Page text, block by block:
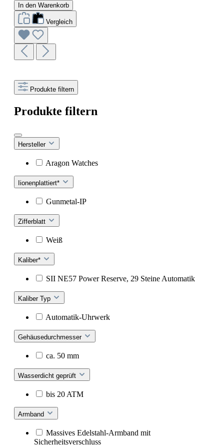
In den Warenkorb
Vergleich
Produkte filtern
Produkte filtern
Hersteller
Aragon Watches
Iionenplattiert*
Gunmetal-IP
Zifferblatt
Weiß
Kaliber*
SII NE57 Power Reserve, 29 Steine Automatik
Kaliber Typ
Automatik-Uhrwerk
Gehäusedurchmesser
ca. 50 mm
Wasserdicht geprüft
bis 20 ATM
Armband
Massives Edelstahl-Armband mit
Sicherheitsverschluss